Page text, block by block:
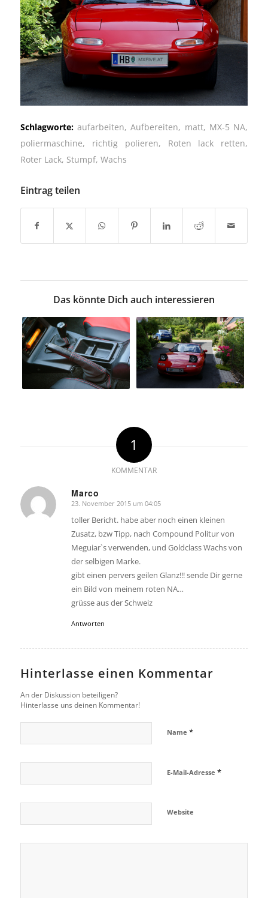
Schlagworte: aufarbeiten,Aufbereiten, matt, MX-5 NA,
poliermaschine, richtig polieren, Roten lack retten,
Roter Lack, Stumpf, Wachs
Eintrag teilen
Das könnte Dich auch interessieren
1
KOMMENTAR
Marco
sagte:
23. November 2015 um 04:05
toller Bericht. habe aber noch einen kleinen
Zusatz, bzw Tipp, nach Compound Politur von
Meguiar`s verwenden, und Goldclass Wachs von
der selbigen Marke.
gibt einen pervers geilen Glanz!!! sende Dir gerne
ein Bild von meinem roten NA…
grüsse aus der Schweiz
Antworten
Hinterlasse einen Kommentar
An der Diskussion beteiligen?
Hinterlasse uns deinen Kommentar!
Name *
E-Mail-Adresse *
Website